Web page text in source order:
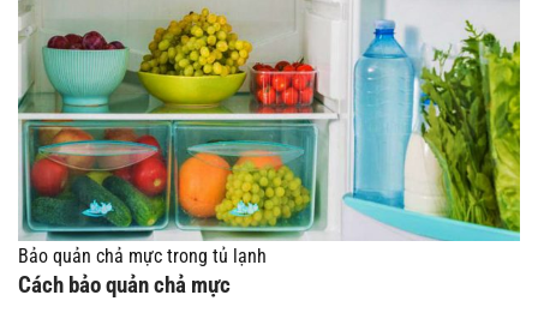
Bảo quản chả mực trong tủ lạnh
Cách bảo quản chả mực